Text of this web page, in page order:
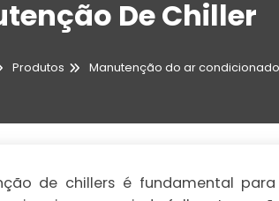
De Chiller
Produtos Manutenção do ar condicionado
de chillers é fundamental